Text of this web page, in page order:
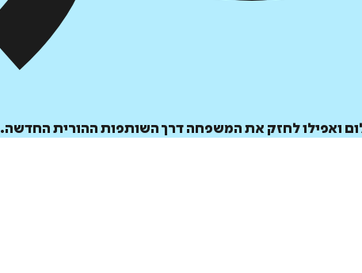
ואפילו לחזק את המשפחה דרך השותפות ההורית החדשה.